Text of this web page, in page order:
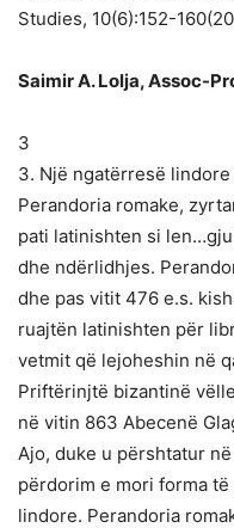
Studies, 10(6):152-
Saimir A. Lolja, Assoc-
3
3. Një ngatërresë
Perandoria romake,
pati latinishten si
dhe ndërlidhjes.
dhe pas vitit 476 e.s.
ruajtën latinishten për
vetmit që lejoheshin në
Priftërinjtë bizantinë
në vitin 863 Abecenë
Ajo, duke u përshtatur
përdorim e mori forma
lindore. Perandoria